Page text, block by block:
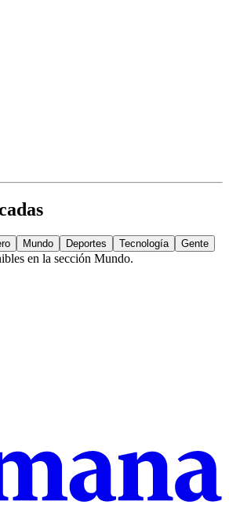
Mundo Deportes Tecnología Gente
en la sección Mundo.